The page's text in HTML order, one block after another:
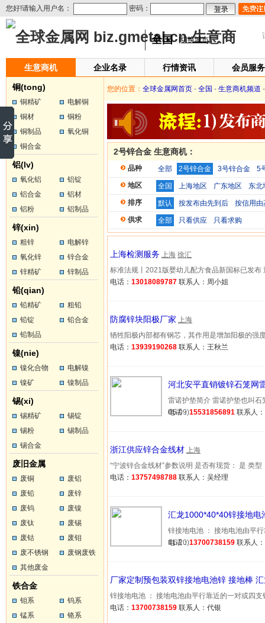
您好!请输入用户名： 密码：
全国 [切换城市]
生意商机 企业名录 行情资讯 会员服务
铜(tong)
铜精矿
电解铜
铜材
铜粉
铜制品
氧化铜
铜合金
铝(lv)
氧化铝
铝锭
铝合金
铝材
铝粉
铝制品
锌(xin)
粗锌
电解锌
氧化锌
锌合金
锌精矿
锌制品
铅(qian)
铅精矿
粗铅
铅锭
铅合金
铅制品
镍(nie)
镍化合物
电解镍
镍矿
镍制品
锡(xi)
锡精矿
锡锭
锡粉
锡制品
锡合金
废旧金属
废铜
废铝
废铅
废锌
废钨
废镍
废钛
废锡
废钴
废钼
废不锈钢
废钢废铁
其他废金
属铁合金
钼系
钨系
锰系
铬系
您的位置： 全球金属网首页 - 全国 - 生意商机频道 -
2号锌合金 生意商机：
品种 全部 2号锌合金 3号锌合金
5
地区
全国 上海地区 广东地区
东北
排序
默认 按发布由先到后
按信用由
供求
全部 只看供应 只看求购
上海检测服务 上海 徐汇
标准法规丨2021版婴幼儿配方食品新国标已发
电话： 13018089787 联系人：周小姐
防腐锌块阳极厂家 上海
牺牲阳极内部都有钢芯，其作用是增加阳极的
电话： 13939190268 联系人：王秋兰
河北安平直销镀锌石笼网
雷诺护垫简介 雷诺护垫也叫
05-09)
电话：15531856891 联系人
浙江供应锌合金线材 上海
“宁波锌合金线材”参数说明 是否有现货： 是 类
电话： 13757498788 联系人：吴经理
汇龙1000*40*40锌接地电
锌接地电池 ： 接地电池由平
11-20)
电话：13700738159 联系人
厂家定制预包装双锌接地电池锌 接地棒
锌接地电池 ： 接地电池由平行靠近的一对或四
电话： 13700738159 联系人：代银